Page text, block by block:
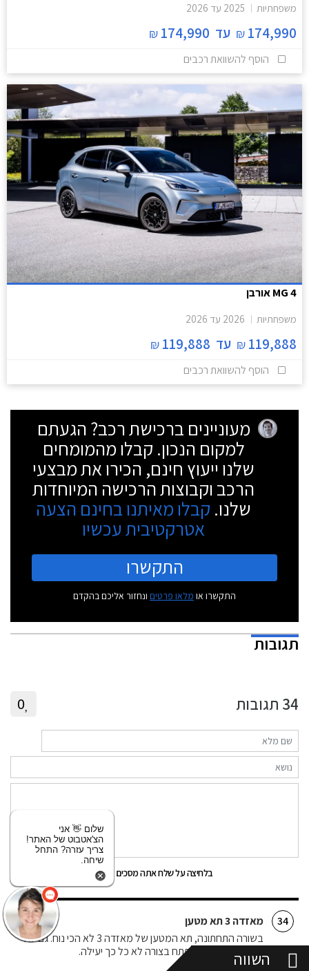
משפחתיות 2025 עד 2026
174,990
₪ עד 174,990
₪
הוסף להשוואת רכבים
MG 4 אורבן
משפחתיות 2026 עד 2026
119,888
₪ עד 119,888
₪
הוסף להשוואת רכבים
מעוניינים ברכישת רכב? הגעתם
למקום הנכון. קבלו מהמומחים
שלנו ייעוץ חינם, הכירו את מבצעי
הרכב וקבוצות הרכישה המיוחדות
שלנו. קבלו מאיתנו בחינם הצעה
אטרקטיבית עכשיו
התקשרו
התקשרו או מלאו פרטים ונחזור אליכם בהקדם
תגובות
34 תגובות 0
בלחיצה על שלח אתה מסכים לתנאי השימוש
34 מאזדה 3 תא מטען
צליל רמון
בשורה התחתונה, תא המטען של מאזדה 3 לא הכי נוח. גם לא
הכי גדול, וגם הוא נפתח בצורה לא כל כך יעילה.
השווה
שלום 👋 אני
הצ'אטבוט של האתר!
צריך עזרה? התחל
שיחה.